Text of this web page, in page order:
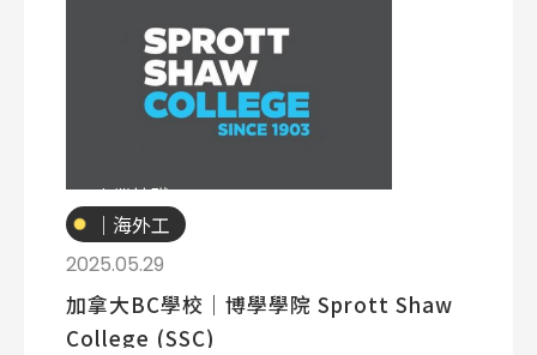
專業技職
｜海外工
讀
2025.05.29
加拿大BC學校｜博學學院 Sprott Shaw
College (SSC)